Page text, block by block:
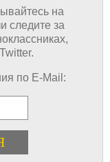
на
следите за
по E-Mail: